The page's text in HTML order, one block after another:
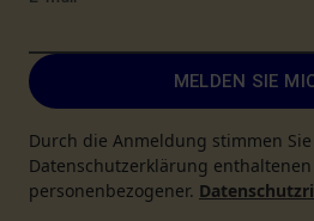
MELDEN SIE
Durch die Anmeldung stimmen
Datenschutzerklärung
personenbezogener.